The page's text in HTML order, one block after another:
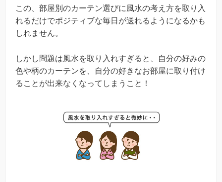
この、部屋別のカーテン選びに風水の考え方を取り入
れるだけでポジティブな毎日が送れるようになるかも
しれません。
しかし問題は風水を取り入れすぎると、自分の好みの
色や柄のカーテンを、自分の好きなお部屋に取り付け
ることが出来なくなってしまうこと！